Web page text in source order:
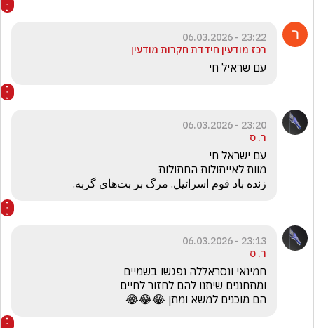
23:22 - 06.03.2026
רכז מודעין חידדת חקרות מודעין
עם שראיל חי
23:20 - 06.03.2026
ר. ס
زنده باد قوم اسرائیل. مرگ بر بت‌های گربه.
23:13 - 06.03.2026
ר. ס
הם מוכנים למשא ומתן 😂😂😂